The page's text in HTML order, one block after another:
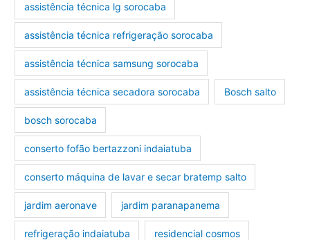
assistência técnica lg sorocaba
assistência técnica refrigeração sorocaba
assistência técnica samsung sorocaba
assistência técnica secadora sorocaba Bosch salto
bosch sorocaba
conserto fofão bertazzoni indaiatuba
conserto máquina de lavar e secar bratemp salto
jardim aeronave jardim paranapanema
refrigeração indaiatuba residencial cosmos